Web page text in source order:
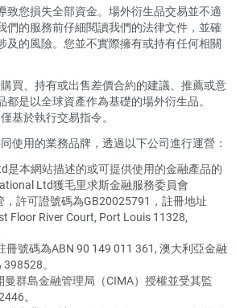
致您損失全部資金。場外衍生品交易並不適
們的服務前仔細閱讀我們的法律文件，並確
及的風險。您並不實際擁有或持有任何相關
買、持有或出售差價合約的建議、推薦或意
都是以全球資產作為基礎的場外衍生品。
基於執行交易指令。
使用的業務品牌，透過以下公司進行運營：
是本網站描述的或可提供使用的金融產品的
Ltd獲毛里求斯金融服務委員會
，許可證號碼為GB20025791，註冊地址
Floor River Court, Port Louis 11328,
冊號碼為ABN 90 149 011 361, 澳大利亞金融
。
群島金融管理局（CIMA）授權並受其監
。